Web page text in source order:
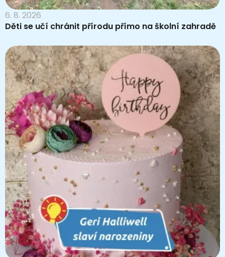
6. 8. 2026
Děti se učí chránit přírodu přímo na školní zahradě